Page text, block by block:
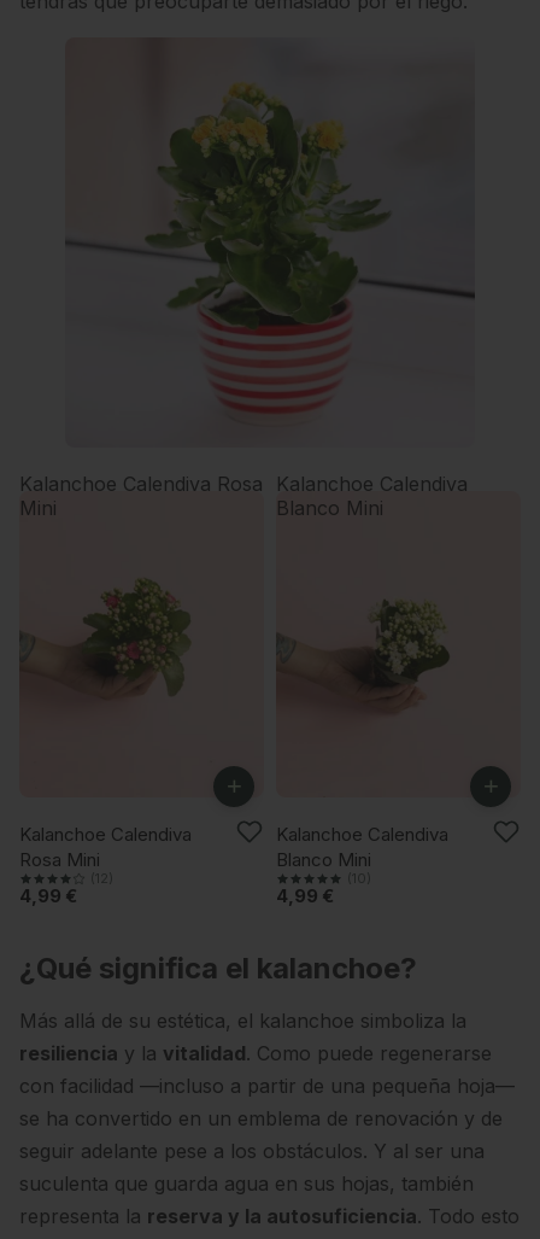
Kalanchoe Calendiva Rosa
Mini
ÚLTIMAS UNIDADES
+
Kalanchoe Calendiva
Rosa Mini
(12)
4,99 €
Kalanchoe Calendiva
Blanco Mini
ÚLTIMAS UNIDADES
+
Kalanchoe Calendiva
Blanco Mini
(10)
4,99 €
¿Qué significa el kalanchoe?
Más allá de su estética, el kalanchoe simboliza la
resiliencia y la vitalidad. Como puede regenerarse
con facilidad —incluso a partir de una pequeña hoja—
se ha convertido en un emblema de renovación y de
seguir adelante pese a los obstáculos. Y al ser una
suculenta que guarda agua en sus hojas, también
representa la reserva y la autosuficiencia. Todo esto